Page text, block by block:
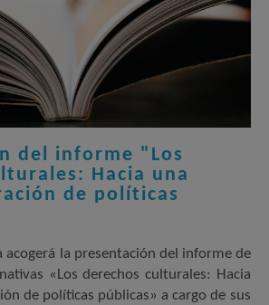
del informe "Los
Hacia una
de políticas
acogerá la presentación del informe de
«Los derechos culturales: Hacia
de políticas públicas» a cargo de sus